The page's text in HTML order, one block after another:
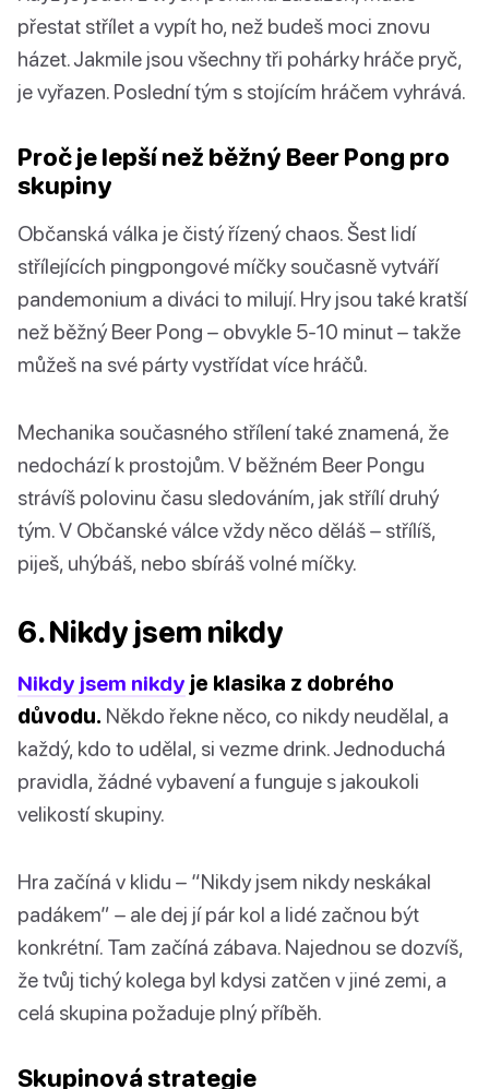
přestat střílet a vypít ho, než budeš moci znovu
házet. Jakmile jsou všechny tři pohárky hráče pryč,
je vyřazen. Poslední tým s stojícím hráčem vyhrává.
Proč je lepší než běžný Beer Pong pro
skupiny
Občanská válka je čistý řízený chaos. Šest lidí
střílejících pingpongové míčky současně vytváří
pandemonium a diváci to milují. Hry jsou také kratší
než běžný Beer Pong – obvykle 5-10 minut – takže
můžeš na své párty vystřídat více hráčů.
Mechanika současného střílení také znamená, že
nedochází k prostojům. V běžném Beer Pongu
strávíš polovinu času sledováním, jak střílí druhý
tým. V Občanské válce vždy něco děláš – střílíš,
piješ, uhýbáš, nebo sbíráš volné míčky.
6. Nikdy jsem nikdy
Nikdy jsem nikdy je klasika z dobrého
důvodu. Někdo řekne něco, co nikdy neudělal, a
každý, kdo to udělal, si vezme drink. Jednoduchá
pravidla, žádné vybavení a funguje s jakoukoli
velikostí skupiny.
Hra začíná v klidu – “Nikdy jsem nikdy neskákal
padákem” – ale dej jí pár kol a lidé začnou být
konkrétní. Tam začíná zábava. Najednou se dozvíš,
že tvůj tichý kolega byl kdysi zatčen v jiné zemi, a
celá skupina požaduje plný příběh.
Skupinová strategie